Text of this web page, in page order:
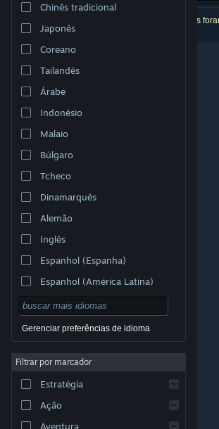
Alterar idioma
Baixe o aplicativo móvel do Steam
Ver versão para computadores
© Valve Corporation. Todos os direitos reservados.
respectivos donos nos EUA e em outros países.
Acessibilidade
Reembolsos|Cookies
Chinês tradicional
Japonês
Coreano
Tailandês
Árabe
Indonésio
Malaio
Búlgaro
Tcheco
Dinamarquês
Alemão
Inglês
Espanhol (Espanha)
Espanhol (América Latina)
Gerenciar preferências de idioma
Filtrar por marcador
Estratégia
Ação
Aventura
0 resultados correspondem à sua busca. 5 títulos
excluídos de acordo com as suas preferências.